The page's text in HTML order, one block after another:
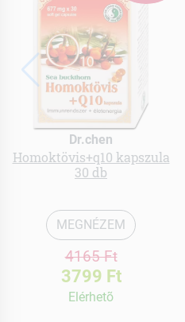
Dr.chen
Homoktövis+q10 kapszula
30 db
MEGNÉZEM
4165 Ft
3799 Ft
Elérhetõ